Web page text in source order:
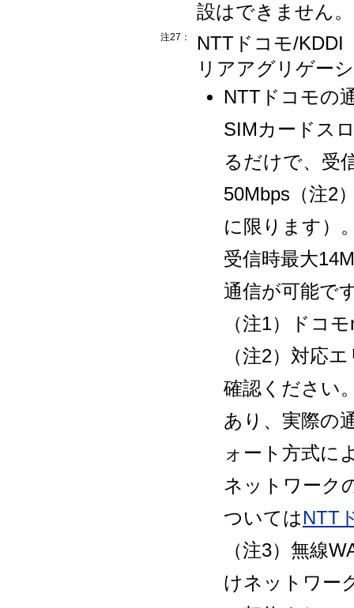
設はできません。
注27：
NTTドコモ/KDDI
リアアグリゲー
NTTドコモの
SIMカードス
るだけで、受
50Mbps（注2
に限ります）
受信時最大
通信が可能で
（注1）ドコ
（注2）対応
確認ください
あり、実際の
ォート方式に
ネットワーク
ついてはNTT
（注3）無線
けネットワー